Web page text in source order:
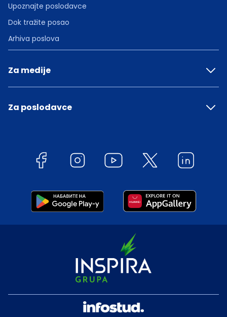
Upoznajte poslodavce
Dok tražite posao
Arhiva poslova
Za medije
Za poslodavce